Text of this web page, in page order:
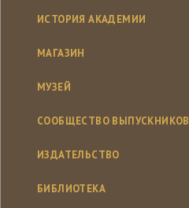
ИСТОРИЯ АКАДЕМИИ
МАГАЗИН
МУЗЕЙ
СООБЩЕСТВО ВЫПУСКНИКОВ
ИЗДАТЕЛЬСТВО
БИБЛИОТЕКА